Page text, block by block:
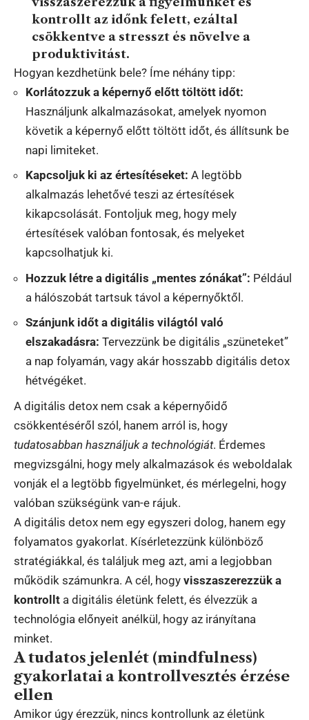
kontrollt az időnk felett, ezáltal
csökkentve a stresszt és növelve a
produktivitást.
Hogyan kezdhetünk bele? Íme néhány tipp:
Korlátozzuk a képernyő előtt töltött időt:
Használjunk alkalmazásokat, amelyek nyomon
követik a képernyő előtt töltött időt, és állítsunk be
napi limiteket.
Kapcsoljuk ki az értesítéseket: A legtöbb
alkalmazás lehetővé teszi az értesítések
kikapcsolását. Fontoljuk meg, hogy mely
értesítések valóban fontosak, és melyeket
kapcsolhatjuk ki.
Hozzuk létre a digitális „mentes zónákat”: Például
a hálószobát tartsuk távol a képernyőktől.
Szánjunk időt a digitális világtól való
elszakadásra: Tervezzünk be digitális „szüneteket”
a nap folyamán, vagy akár hosszabb digitális detox
hétvégéket.
A digitális detox nem csak a képernyőidő
csökkentéséről szól, hanem arról is, hogy
tudatosabban használjuk a technológiát. Érdemes
megvizsgálni, hogy mely alkalmazások és weboldalak
vonják el a legtöbb figyelmünket, és mérlegelni, hogy
valóban szükségünk van-e rájuk.
A digitális detox nem egy egyszeri dolog, hanem egy
folyamatos gyakorlat. Kísérletezzünk különböző
stratégiákkal, és találjuk meg azt, ami a legjobban
működik számunkra. A cél, hogy visszaszerezzük a
kontrollt a digitális életünk felett, és élvezzük a
technológia előnyeit anélkül, hogy az irányítana
minket.
A tudatos jelenlét (mindfulness)
gyakorlatai a kontrollvesztés érzése
ellen
Amikor úgy érezzük, nincs kontrollunk az életünk